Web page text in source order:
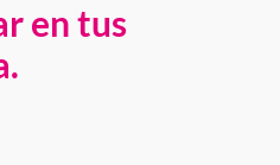
en tus